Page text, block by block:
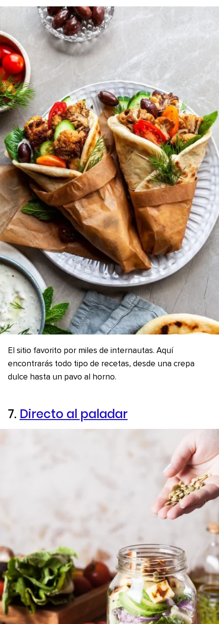
El sitio favorito por miles de internautas. Aquí
encontrarás todo tipo de recetas, desde una crepa
dulce hasta un pavo al horno.
7. Directo al paladar